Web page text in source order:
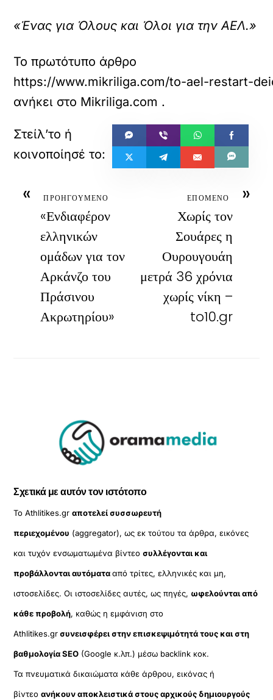
«Ένας για Όλους και Όλοι για την ΑΕΛ.»
Το πρωτότυπο άρθρο
https://www.mikriliga.com/to-ael-restart-
ανήκει στο Mikriliga.com .
« ΠΡΟΗΓΟΥΜΕΝΟ
«Ενδιαφέρον
ελληνικών
ομάδων για τον
Αρκάνζο του
Πράσινου
Ακρωτηρίου»
»
ΕΠΟΜΕΝΟ
Χωρίς τον
Σουάρες η
Ουρουγουάη
μετρά 36 χρόνια
χωρίς νίκη –
to10.gr
Σχετικά με αυτόν τον ιστότοπο
Το Athlitikes.grαποτελεί συσσωρευτή
περιεχομένου (aggregator), ως εκ τούτου τα άρθρα, εικόνες
και τυχόν ενσωματωμένα βίντεοσυλλέγονται και
προβάλλονται αυτόματααπό τρίτες, ελληνικές και μη,
ιστοσελίδες. Οι ιστοσελίδες αυτές, ως πηγές, ωφελούνται από
κάθε προβολή, καθώς η εμφάνιση στο
Athlitikes.grσυνεισφέρει στην επισκεψιμότητά τους και στη
βαθμολογία SEO (Google κ.λπ.) μέσω backlink κοκ.
Τα πνευματικά δικαιώματα κάθε άρθρου, εικόνας ή
βίντεοανήκουν αποκλειστικά στους αρχικούς δημιουργούς